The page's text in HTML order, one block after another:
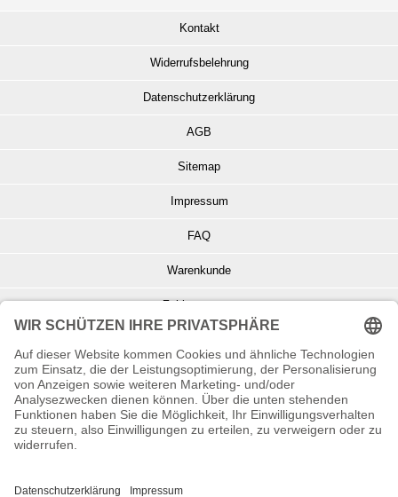
Kontakt
Widerrufsbelehrung
Datenschutzerklärung
AGB
Sitemap
Impressum
FAQ
Warenkunde
Zahlungsarten
Info zu Elektro- u. Elektronikgeräten
Batterieentsorgung
Informationen zur Echtheit von Kundenbewertungen